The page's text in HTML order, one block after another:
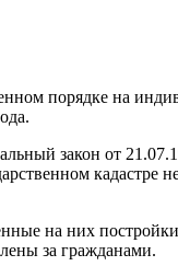
порядке на
закон от
кадастре
на них
за гражданами.